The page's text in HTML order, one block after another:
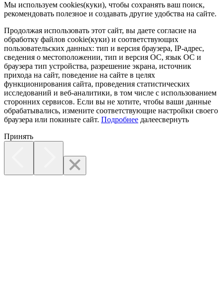
Мы используем cookies(куки), чтобы сохранять ваш поиск,
рекомендовать полезное и создавать другие удобства на сайте.
Продолжая использовать этот сайт, вы даете согласие на
обработку файлов cookie(куки) и соответствующих
пользовательских данных: тип и версия браузера, IP-адрес,
сведения о местоположении, тип и версия ОС, язык ОС и
браузера тип устройства, разрешение экрана, источник
прихода на сайт, поведение на сайте в целях
функционирования сайта, проведения статистических
исследований и веб-аналитики, в том числе с использованием
сторонних сервисов. Если вы не хотите, чтобы ваши данные
обрабатывались, измените соответствующие настройки своего
браузера или покиньте сайт. Подробнее далеесвернуть
Принять